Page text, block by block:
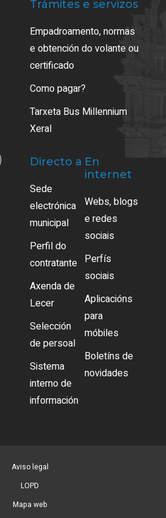
Trámites e servizos
Empadroamento, normas
e obtención do volante ou
certificado
Como pagar?
Tarxeta Bus Millennium
Xeral
Directo a
Sede
electrónica
municipal
Perfil do
contratante
Axenda de
Lecer
Selección
de persoal
Sistema
interno de
información
En
internet
Webs, blogs
e redes
sociais
Perfís
sociais
Aplicacións
para
móbiles
Boletíns de
novidades
Aviso legal
LOPD
Mapa web